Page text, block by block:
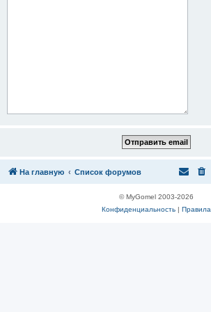
На главную Список форумов
© MyGomel 2003-2026
Конфиденциальность| Правила